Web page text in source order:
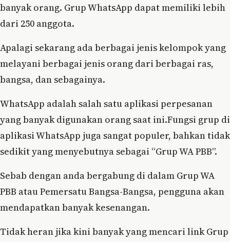
banyak orang. Grup WhatsApp dapat memiliki lebih
dari 250 anggota.
Apalagi sekarang ada berbagai jenis kelompok yang
melayani berbagai jenis orang dari berbagai ras,
bangsa, dan sebagainya.
WhatsApp adalah salah satu aplikasi perpesanan
yang banyak digunakan orang saat ini.Fungsi grup di
aplikasi WhatsApp juga sangat populer, bahkan tidak
sedikit yang menyebutnya sebagai “Grup WA PBB”.
Sebab dengan anda bergabung di dalam Grup WA
PBB atau Pemersatu Bangsa-Bangsa, pengguna akan
mendapatkan banyak kesenangan.
Tidak heran jika kini banyak yang mencari link Grup